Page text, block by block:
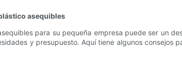
asequibles
para su pequeña empresa puede ser un
y presupuesto. Aquí tiene algunos